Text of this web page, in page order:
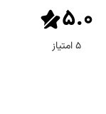
5.0
5 امتیاز